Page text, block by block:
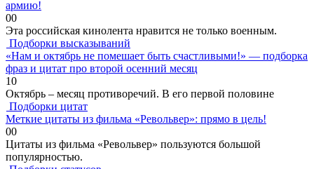
армию!
00
Эта российская кинолента нравится не только военным.
Подборки высказываний
«Нам и октябрь не помешает быть счастливыми!» — подборка
фраз и цитат про второй осенний месяц
10
Октябрь – месяц противоречий. В его первой половине
Подборки цитат
Меткие цитаты из фильма «Револьвер»: прямо в цель!
00
Цитаты из фильма «Револьвер» пользуются большой
популярностью.